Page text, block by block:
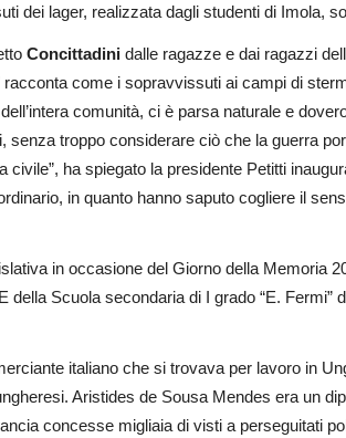
dei lager, realizzata dagli studenti di Imola,
Concittadini dalle ragazze e dai ragazzi
come i sopravvissuti ai campi di
comunità, ci è parsa naturale e
senza troppo considerare ciò che la guerra
civile”, ha spiegato la presidente Petitti
in quanto hanno saputo cogliere il
in occasione del Giorno della
della Scuola secondaria di I grado “E. Fermi”
italiano che si trovava per lavoro in
Aristides de Sousa Mendes era un
concesse migliaia di visti a perseguitati